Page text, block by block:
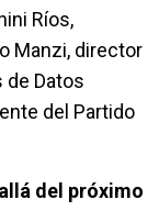
Ríos,
Manzi, director
de Datos
del Partido
del próximo